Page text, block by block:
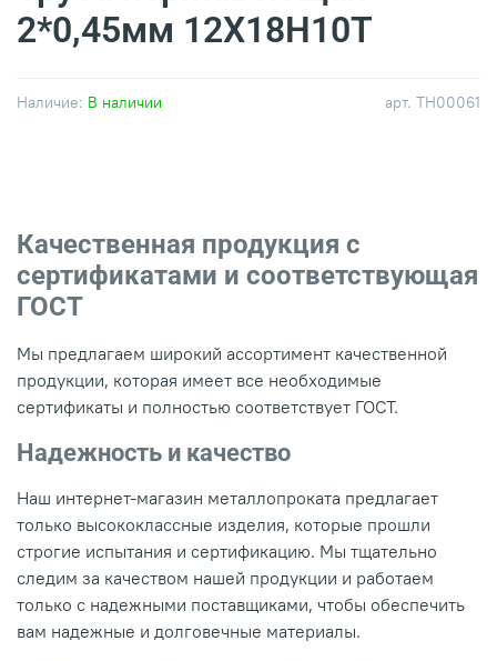
арт. ТН00061
Наличие: В наличии
2*0,45мм 12Х18Н10Т
Качественная продукция с
сертификатами и соответствующая
ГОСТ
Мы предлагаем широкий ассортимент качественной
продукции, которая имеет все необходимые
сертификаты и полностью соответствует ГОСТ.
Надежность и качество
Наш интернет-магазин металлопроката предлагает
только высококлассные изделия, которые прошли
строгие испытания и сертификацию. Мы тщательно
следим за качеством нашей продукции и работаем
только с надежными поставщиками, чтобы обеспечить
вам надежные и долговечные материалы.